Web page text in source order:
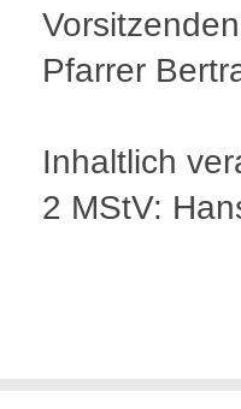
Pfarrer
Inhaltlich
2 MStV: